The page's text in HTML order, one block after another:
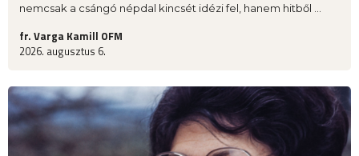
nemcsak a csángó népdal kincsét idézi fel, hanem hitből ...
fr. Varga Kamill OFM
2026. augusztus 6.